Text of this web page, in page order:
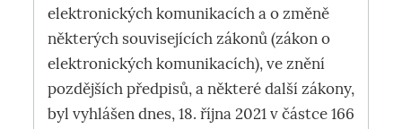
elektronických komunikacích a o změně
některých souvisejících zákonů (zákon o
elektronických komunikacích), ve znění
pozdějších předpisů, a některé další zákony,
byl vyhlášen dnes, 18. října 2021 v částce 166